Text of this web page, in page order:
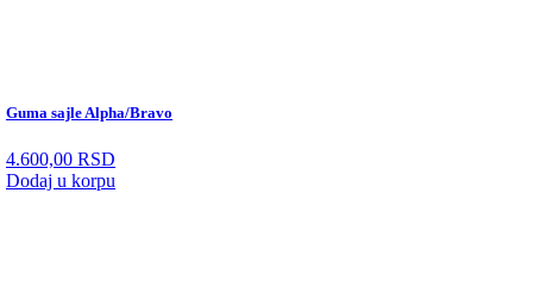
Guma sajle Alpha/Bravo
4.600,00 RSD
Dodaj u korpu